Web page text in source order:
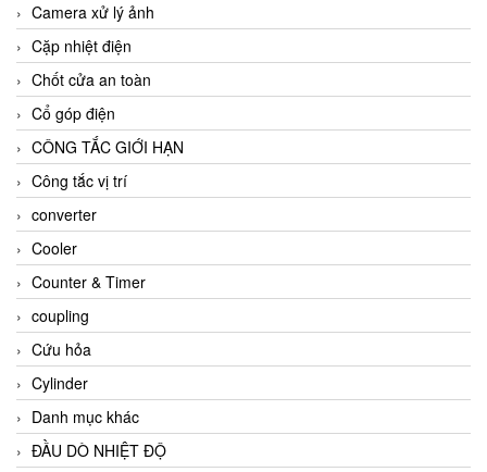
Camera xử lý ảnh
Cặp nhiệt điện
Chốt cửa an toàn
Cổ góp điện
CÔNG TẮC GIỚI HẠN
Công tắc vị trí
converter
Cooler
Counter & Timer
coupling
Cứu hỏa
Cylinder
Danh mục khác
ĐẦU DÒ NHIỆT ĐỘ